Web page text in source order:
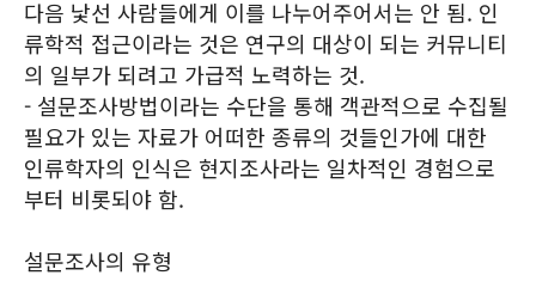
다음 낯선 사람들에게 이를 나누어주어서는 안 됨. 인
류학적 접근이라는 것은 연구의 대상이 되는 커뮤니티
의 일부가 되려고 가급적 노력하는 것.
- 설문조사방법이라는 수단을 통해 객관적으로 수집될
필요가 있는 자료가 어떠한 종류의 것들인가에 대한
인류학자의 인식은 현지조사라는 일차적인 경험으로
부터 비롯되야 함.
설문조사의 유형